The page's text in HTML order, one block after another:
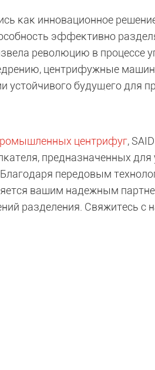
как инновационное
эффективно
революцию в процессе
центрифужные
устойчивого будущего для
центрифуг,
предназначенных для
передовым
вашим надежным
разделения. Свяжитесь с